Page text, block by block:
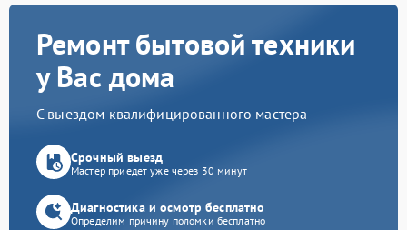
Ремонт бытовой техники
у Вас дома
С выездом квалифицированного мастера
Срочный выезд
Мастер приедет уже через 30 минут
Диагностика и осмотр бесплатно
Определим причину поломки бесплатно